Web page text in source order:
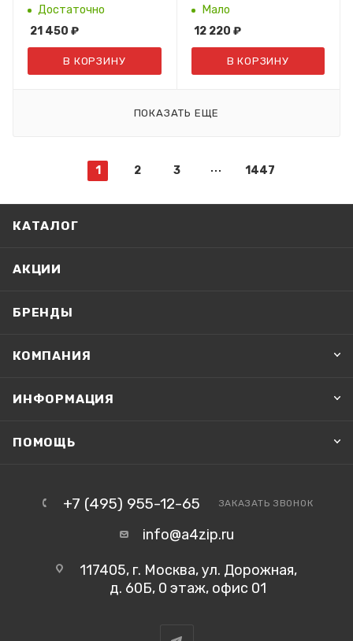
(30К.) TO-2600H
Достаточно
21 450 ₽
В КОРЗИНУ
PLUS/CP2800DN/CP2800DW
(3К, Black) CTL-
R2800HK
Мало
12 220 ₽
В КОРЗИНУ
ПОКАЗАТЬ ЕЩЕ
1 2 3 1447
КАТАЛОГ
АКЦИИ
БРЕНДЫ
КОМПАНИЯ
ИНФОРМАЦИЯ
ПОМОЩЬ
+7 (495) 955-12-65 ЗАКАЗАТЬ ЗВОНОК
info@a4zip.ru
117405, г. Москва, ул. Дорожная,
д. 60Б, 0 этаж, офис 01